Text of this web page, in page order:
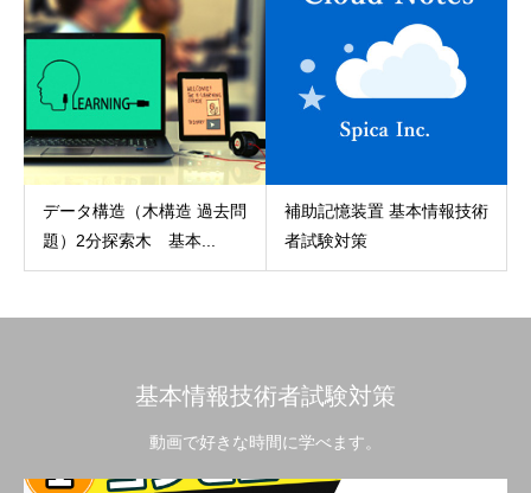
データ構造（木構造 過去問
題）2分探索木 基本...
補助記憶装置 基本情報技術
者試験対策
基本情報技術者試験対策
動画で好きな時間に学べます。